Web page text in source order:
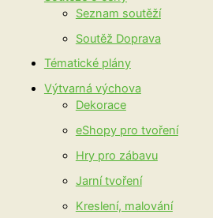
Seznam soutěží
Soutěž Doprava
Tématické plány
Výtvarná výchova
Dekorace
eShopy pro tvoření
Hry pro zábavu
Jarní tvoření
Kreslení, malování